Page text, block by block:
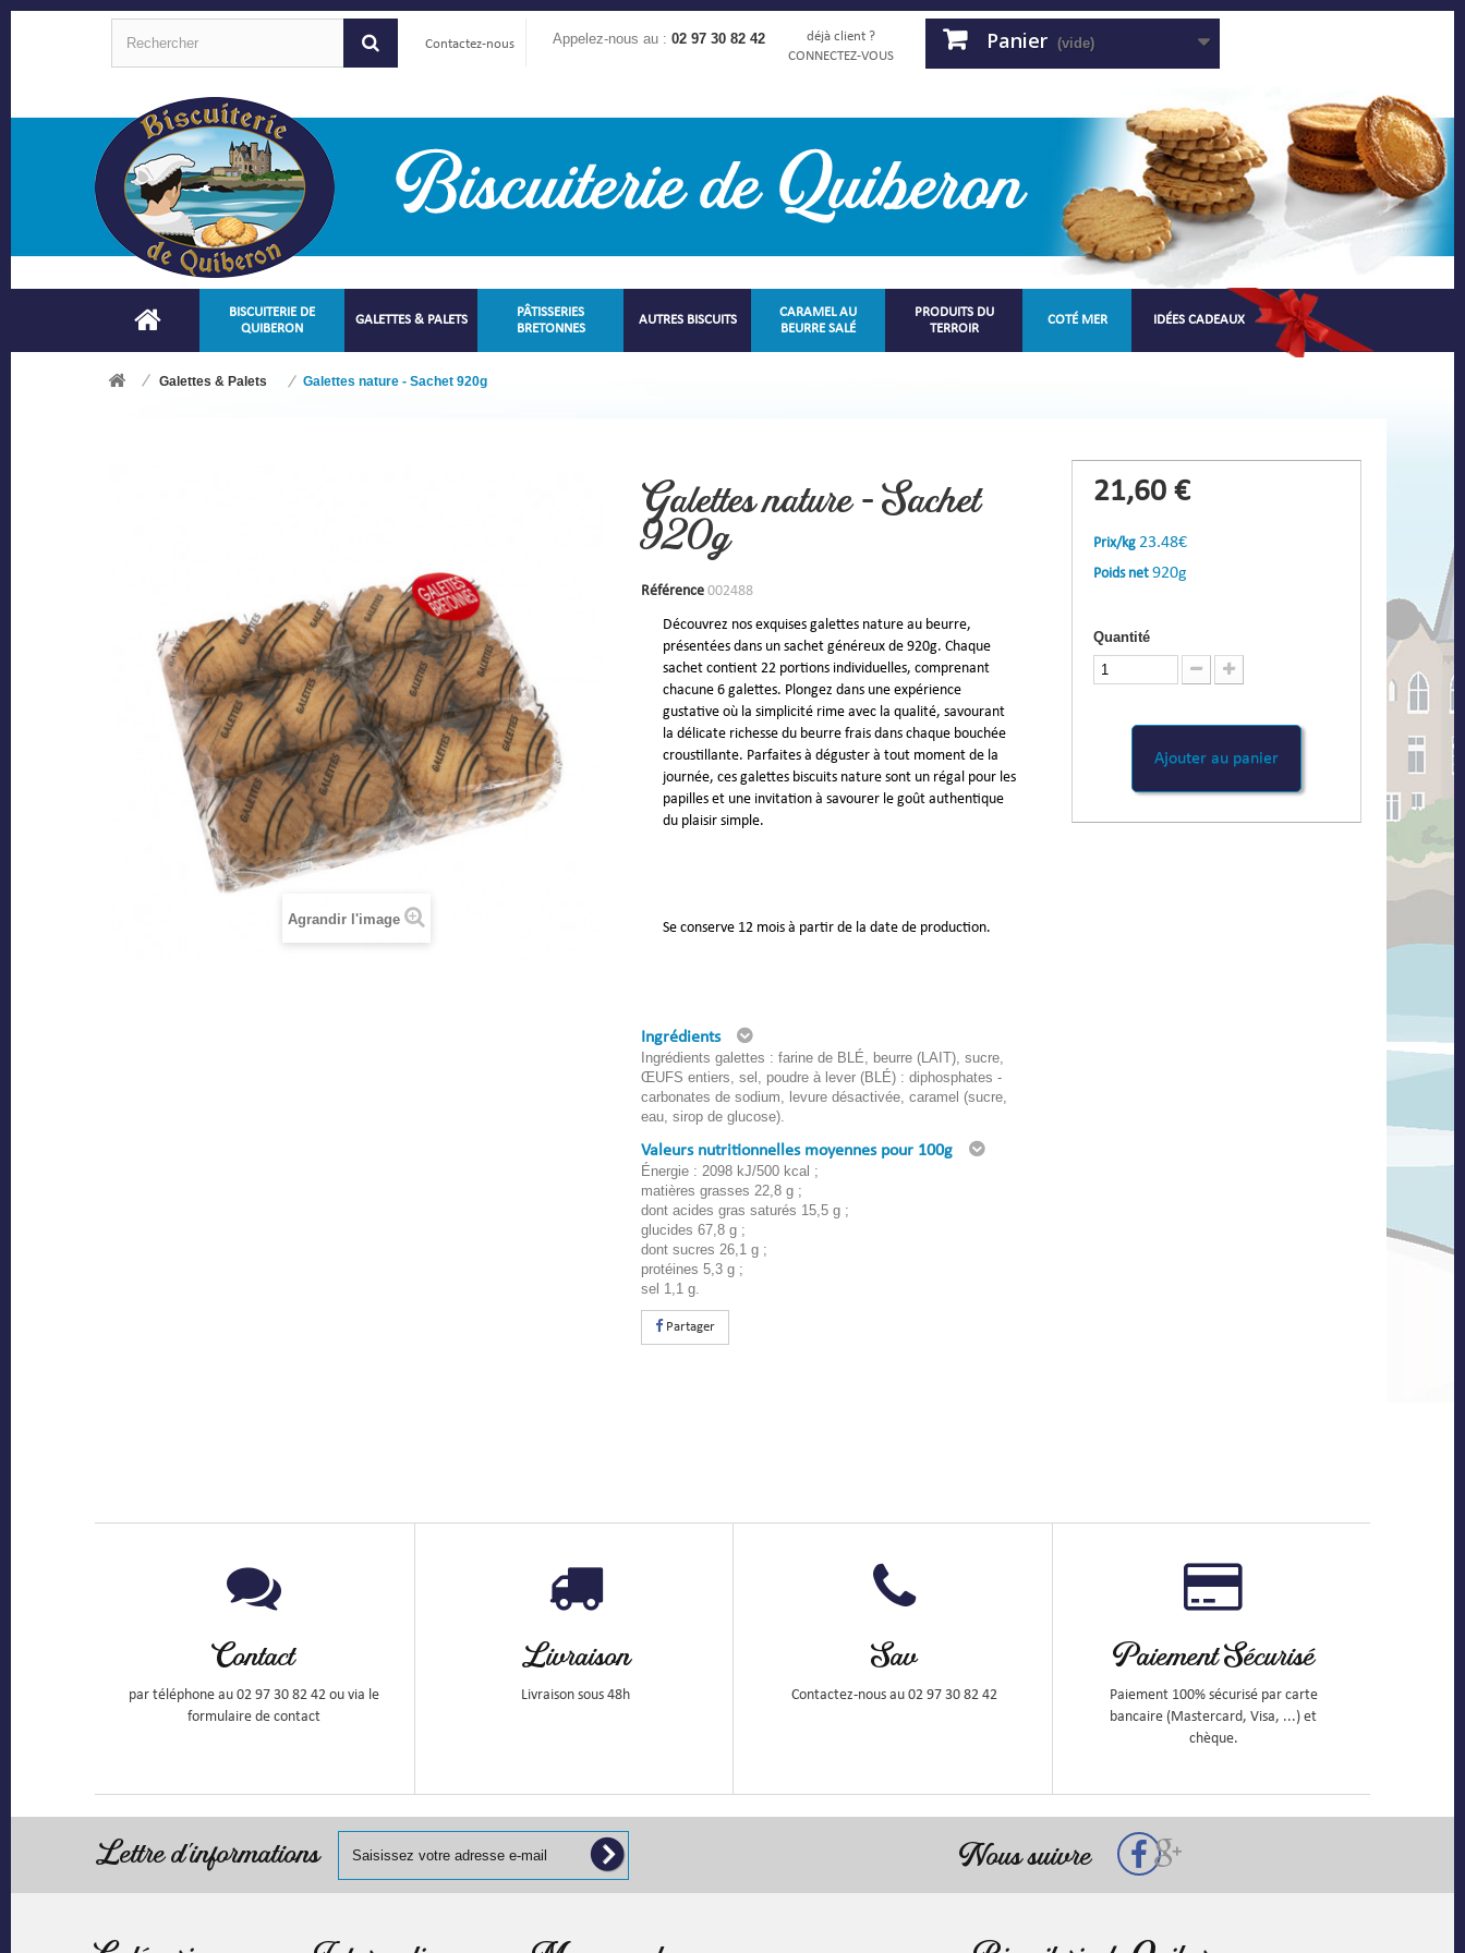
Contactez-nous Appelez-nous au : 02 97 30 82 42
déjà client ?
CONNECTEZ-VOUS
Panier (vide)
BISCUITERIE DE
QUIBERON
GALETTES & PALETS
PÂTISSERIES
BRETONNES
AUTRES BISCUITS
CARAMEL AU
BEURRE SALÉ
PRODUITS DU
TERROIR
COTÉ MER IDÉES CADEAUX
Galettes & Palets Galettes nature - Sachet 920g
Agrandir l'image
Galettes nature - Sachet
920g
Référence 002488
Découvrez nos exquises galettes nature au beurre,
présentées dans un sachet généreux de 920g. Chaque
sachet contient 22 portions individuelles, comprenant
chacune 6 galettes. Plongez dans une expérience
gustative où la simplicité rime avec la qualité, savourant
la délicate richesse du beurre frais dans chaque bouchée
croustillante. Parfaites à déguster à tout moment de la
journée, ces galettes biscuits nature sont un régal pour les
papilles et une invitation à savourer le goût authentique
du plaisir simple.
Se conserve 12 mois à partir de la date de production.
Ingrédients
Ingrédients galettes : farine de BLÉ, beurre (LAIT), sucre,
ŒUFS entiers, sel, poudre à lever (BLÉ) : diphosphates -
carbonates de sodium, levure désactivée, caramel (sucre,
eau, sirop de glucose).
Valeurs nutritionnelles moyennes pour 100g
Énergie : 2098 kJ/500 kcal ;
matières grasses 22,8 g ;
dont acides gras saturés 15,5 g ;
glucides 67,8 g ;
dont sucres 26,1 g ;
protéines 5,3 g ;
sel 1,1 g.
Partager
21,60 €
Prix/kg 23.48€
Poids net 920g
Quantité
Ajouter au panier
Contact
par téléphone au 02 97 30 82 42 ou via le
formulaire de contact
Livraison
Livraison sous 48h
Sav
Contactez-nous au 02 97 30 82 42
Paiement Sécurisé
Paiement 100% sécurisé par carte
bancaire (Mastercard, Visa, ...) et
chèque.
Lettre d'informations Nous suivre